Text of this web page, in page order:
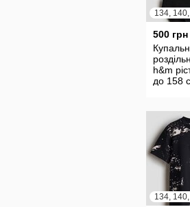
500 грн
h&m
до 158